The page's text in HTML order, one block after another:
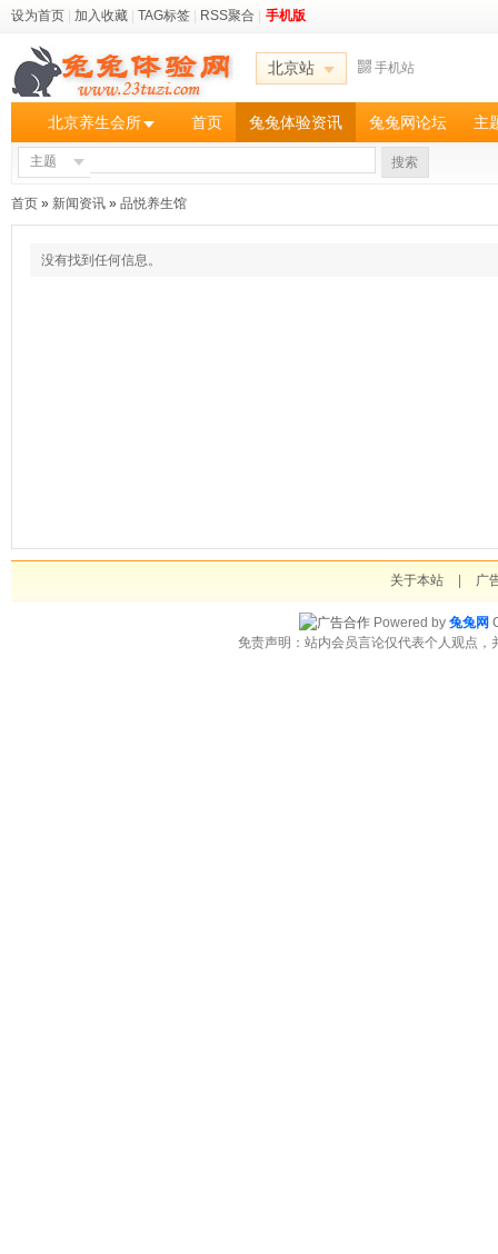
设为首页 加入收藏 TAG标签 RSS聚合 手机版
北京站 手机站
北京养生会所 首页 兔兔体验资讯 兔兔网论坛 主
主题 搜索
首页 » 新闻资讯 » 品悦养生馆
没有找到任何信息。
关于本站 广
Powered by 兔兔网
免责声明：站内会员言论仅代表个人观点